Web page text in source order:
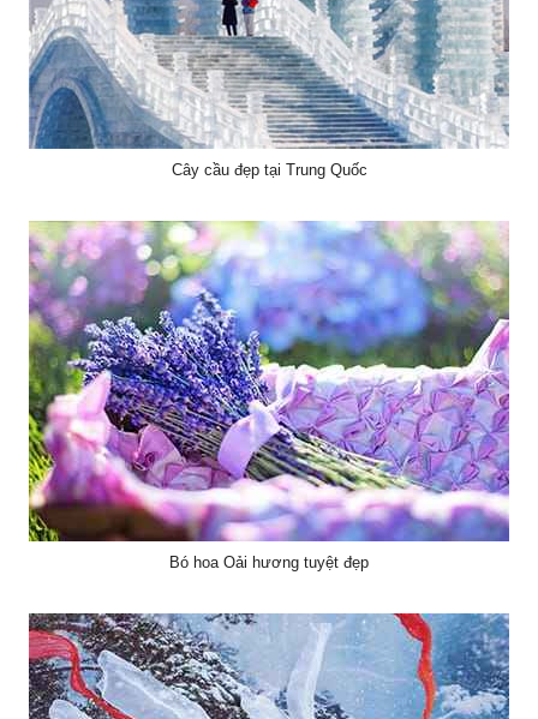
Cây cầu đẹp tại Trung Quốc
Bó hoa Oải hương tuyệt đẹp